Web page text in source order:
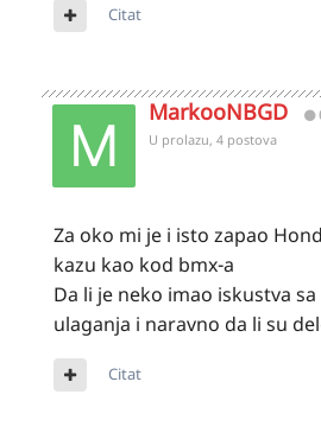
Citat
MarkooNBGD
U prolazu, 4 postova
Za oko mi je i isto zapao
kazu kao kod bmx-a
Da li je neko imao iskustva
ulaganja i naravno da li su
Citat